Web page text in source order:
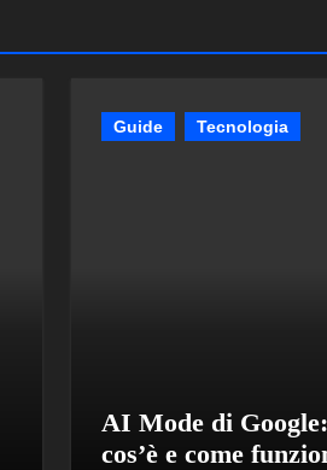
Guide Tecnologia
AI Mode di Google:
cos’è e come